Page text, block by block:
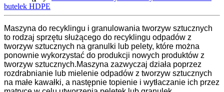
butelek HDPE
Maszyna do recyklingu i granulowania tworzyw sztucznych
to rodzaj sprzętu służącego do recyklingu odpadów z
tworzyw sztucznych na granulki lub pelety, które można
ponownie wykorzystać do produkcji nowych produktów z
tworzyw sztucznych.Maszyna zazwyczaj działa poprzez
rozdrabnianie lub mielenie odpadów z tworzyw sztucznych
na małe kawałki, a następnie topienie i wytłaczanie ich przez